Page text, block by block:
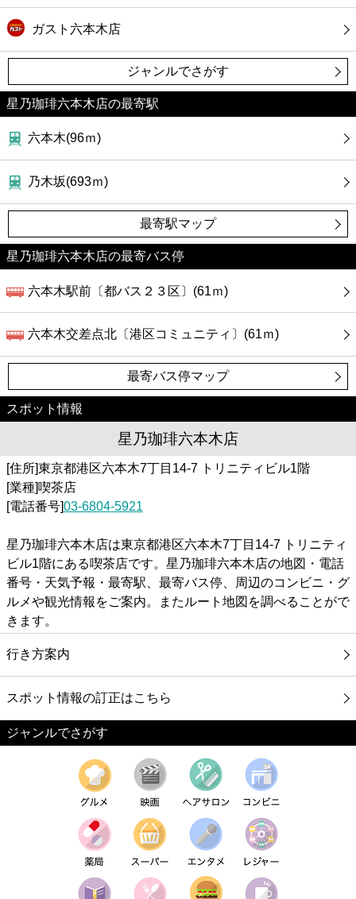
ガスト六本木店
ジャンルでさがす
星乃珈琲六本木店の最寄駅
六本木(96ｍ)
乃木坂(693ｍ)
最寄駅マップ
星乃珈琲六本木店の最寄バス停
六本木駅前〔都バス２３区〕(61ｍ)
六本木交差点北〔港区コミュニティ〕(61ｍ)
最寄バス停マップ
スポット情報
星乃珈琲六本木店
[住所]東京都港区六本木7丁目14-7 トリニティビル1階
[業種]喫茶店
[電話番号]03-6804-5921
星乃珈琲六本木店は東京都港区六本木7丁目14-7 トリニティ
ビル1階にある喫茶店です。星乃珈琲六本木店の地図・電話
番号・天気予報・最寄駅、最寄バス停、周辺のコンビニ・グ
ルメや観光情報をご案内。またルート地図を調べることがで
きます。
行き方案内
スポット情報の訂正はこちら
ジャンルでさがす